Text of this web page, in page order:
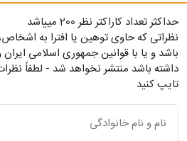
حداکثر تعداد کاراکتر نظر 200 ميياشد
نظراتی که حاوی توهین یا افترا به
باشد و یا با قوانین جمهوری اسلامی
داشته باشد منتشر نخواهد شد - لطفاً
تایپ کنید